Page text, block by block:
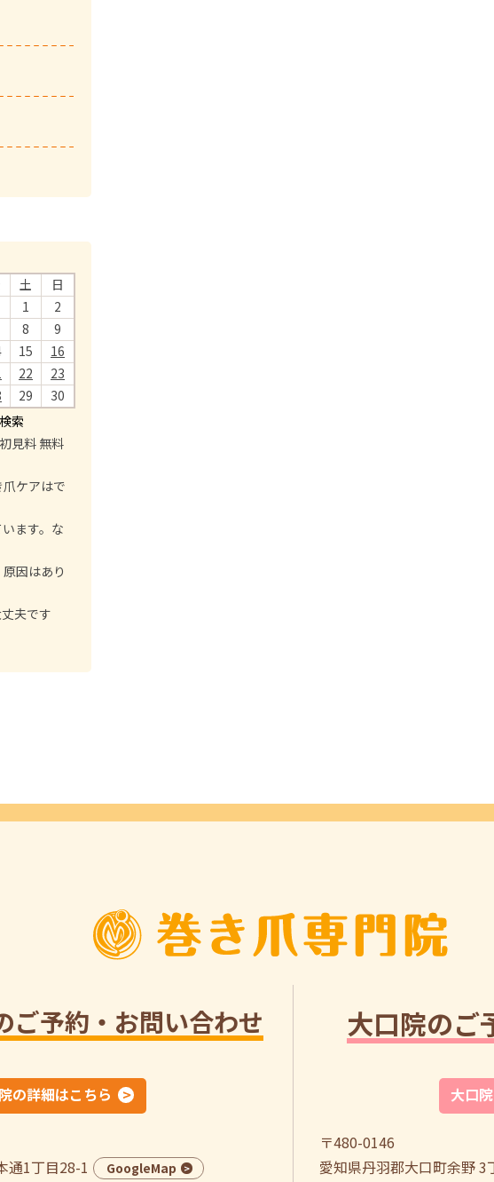
土
日
1
2
8
9
15
16
22
23
29
30
見料 無料
ケアはで
ます。な
因はあり
夫です
ご予約・お問い合わせ
の詳細はこちら
通1丁目28-1
GoogleMap
大口院のご
大口
〒480-0146
愛知県丹羽郡大口町余野 3